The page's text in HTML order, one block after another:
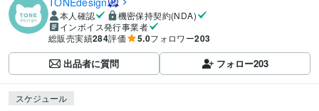
本人確認
機密保持契約(NDA)
インボイス発行事業者
総販売実績284評価 5.0フォロワー203
出品者に質問 フォロー203
スケジュール